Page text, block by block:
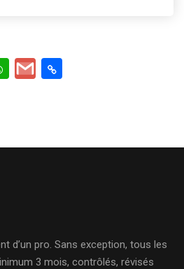
d’un pro. Sans exception, tous les
3 mois, contrôlés, révisés